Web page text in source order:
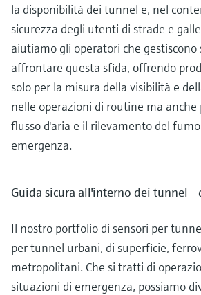
la disponibilità dei tunnel e, nel
sicurezza degli utenti di strade e
aiutiamo gli operatori che gestiscono
affrontare questa sfida, offrendo
solo per la misura della visibilità e
nelle operazioni di routine ma anche
flusso d'aria e il rilevamento del
emergenza.
Guida sicura all'interno dei tunnel
Il nostro portfolio di sensori per
per tunnel urbani, di superficie,
metropolitani. Che si tratti di
situazioni di emergenza, possiamo